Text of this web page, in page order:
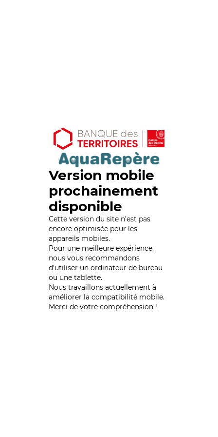
Version mobile
prochainement
disponible
Cette version du site n’est pas
encore optimisée pour les
appareils mobiles.
Pour une meilleure expérience,
nous vous recommandons
d'utiliser un ordinateur de bureau
ou une tablette.
Nous travaillons actuellement à
améliorer la compatibilité mobile.
Merci de votre compréhension !